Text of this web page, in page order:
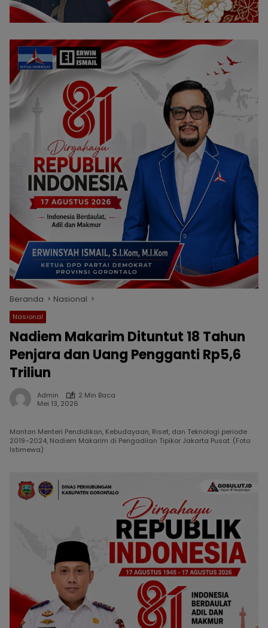
Beranda Nasional
Nasional
Nadiem Makarim Dituntut 18 Tahun
Penjara dan Uang Pengganti Rp5,6
Triliun
Admin
2 Min Baca
Mei 13, 2026
Mantan Menteri Pendidikan, Kebudayaan, Riset, dan Teknologi periode
2019–2024, Nadiem Makarim di Pengadilan Tipikor Jakarta Pusat. (Foto:
Istimewa)